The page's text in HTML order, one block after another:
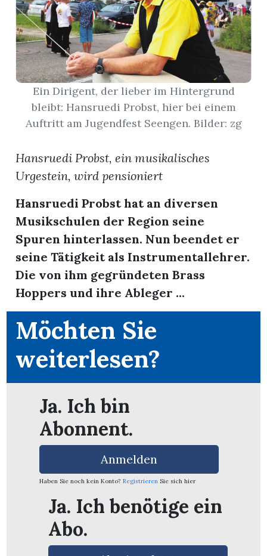
Newsletter
App
Ein Dirigent, der lieber im Hintergrund
bleibt: Hansruedi Probst, hier bei einem
Auftritt am Jugendfest Seengen. Bilder: zg
Hansruedi Probst, ein musikalisches
Urgestein, wird pensioniert
Hansruedi Probst hat an diversen
Musikschulen der Region seine
Spuren hinterlassen. Nun beendet er
seine Tätigkeit als Instrumentallehrer.
Die von ihm gegründeten Brass
Hoppers und ihre Ableger ...
Möchten Sie
weiterlesen?
Ja. Ich bin
Abonnent.
Anmelden
Haben Sie noch kein Konto? Registrieren Sie sich hier
Ja. Ich benötige ein
Abo.